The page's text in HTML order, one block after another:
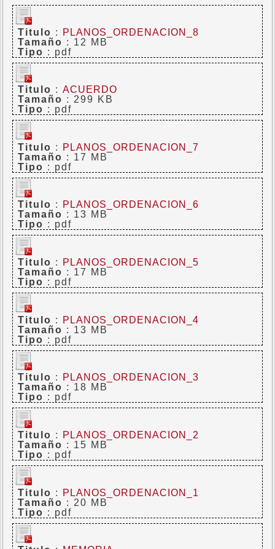
Titulo :
PLANOS_ORDENACION_8
Tamaño : 12 MB
Tipo : pdf
Titulo :ACUERDO
Tamaño : 299 KB
Tipo : pdf
Titulo :
PLANOS_ORDENACION_7
Tamaño : 17 MB
Tipo : pdf
Titulo :
PLANOS_ORDENACION_6
Tamaño : 13 MB
Tipo : pdf
Titulo :
PLANOS_ORDENACION_5
Tamaño : 17 MB
Tipo : pdf
Titulo :
PLANOS_ORDENACION_4
Tamaño : 13 MB
Tipo : pdf
Titulo :
PLANOS_ORDENACION_3
Tamaño : 18 MB
Tipo : pdf
Titulo :
PLANOS_ORDENACION_2
Tamaño : 15 MB
Tipo : pdf
Titulo :
PLANOS_ORDENACION_1
Tamaño : 20 MB
Tipo : pdf